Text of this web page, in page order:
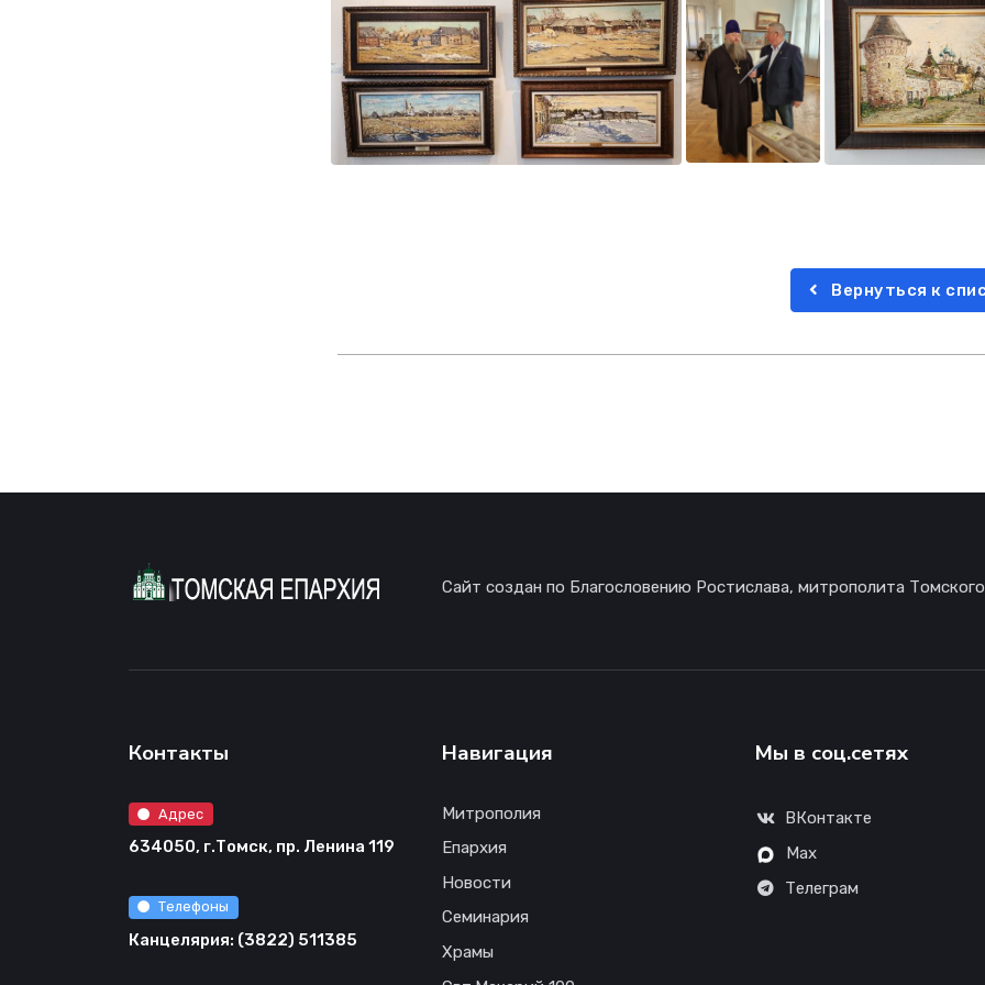
Вернуться к
Сайт создан по Благословению Ростислава, митрополита
Контакты
Адрес
634050, г.Томск, пр. Ленина 119
Телефоны
Канцелярия: (3822) 511385
Навигация
Митрополия
Епархия
Новости
Семинария
Храмы
Мы в соц.сетях
ВКонтакте
Max
Телеграм